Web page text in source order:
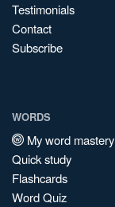
Testimonials
Contact
Subscribe
WORDS
My word mastery
Quick study
Flashcards
Word Quiz